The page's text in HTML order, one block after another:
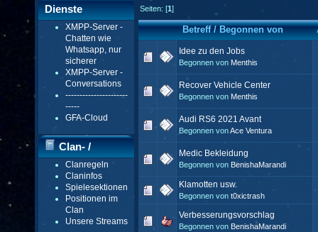
Dienste
XMPP-Server -
Chatten wie
Whatsapp, nur
sicherer
XMPP-Server -
Conversations
----------------------
-----
GFA-Cloud
Clan- /
Gildenmenü
Clanregeln
Claninfos
Spielesektionen
Positionen im
Clan
Unsere Streams
Seiten: [1]
Betreff/Begonnen von
Idee zu den Jobs
Begonnen von Menthis
Recover Vehicle Center
Begonnen von Menthis
Audi RS6 2021 Avant
Begonnen vonAce Ventura
Medic Bekleidung
Begonnen von BenishaMarandi
Klamotten usw.
Begonnen von t0xictrash
Verbesserungsvorschlag
Begonnen von BenishaMarandi